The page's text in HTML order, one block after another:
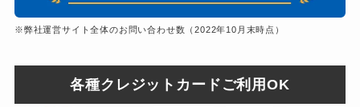
※弊社運営サイト全体のお問い合わせ数（2022年10月末時点）
各種クレジットカードご利用OK